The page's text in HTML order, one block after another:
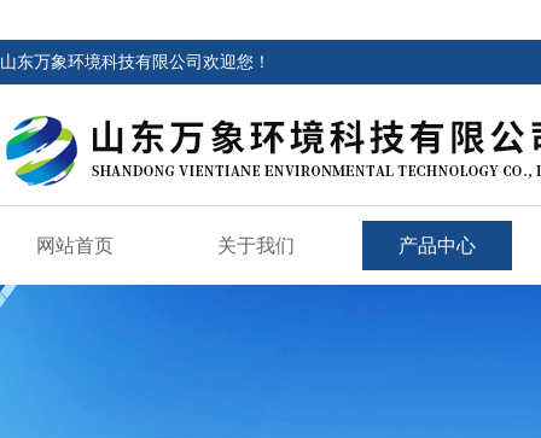
山东万象环境科技有限公司欢迎您！
网站首页 关于我们 产品中心